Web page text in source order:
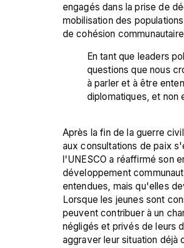
engagés dans la prise de
mobilisation des
En tant que leaders
questions que nous
à parler et à être
diplomatiques, et non
Après la fin de la guerre
aux consultations de paix
l'UNESCO a réaffirmé son
développement
entendues, mais qu'elles
Lorsque les jeunes sont
peuvent contribuer à un
négligés et privés de leurs